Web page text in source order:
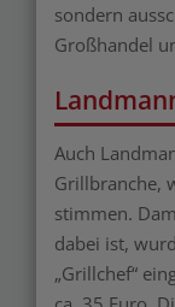
sondern
Großhandel
Auch
Grillbranche,
stimmen.
dabei ist,
„Grillchef“